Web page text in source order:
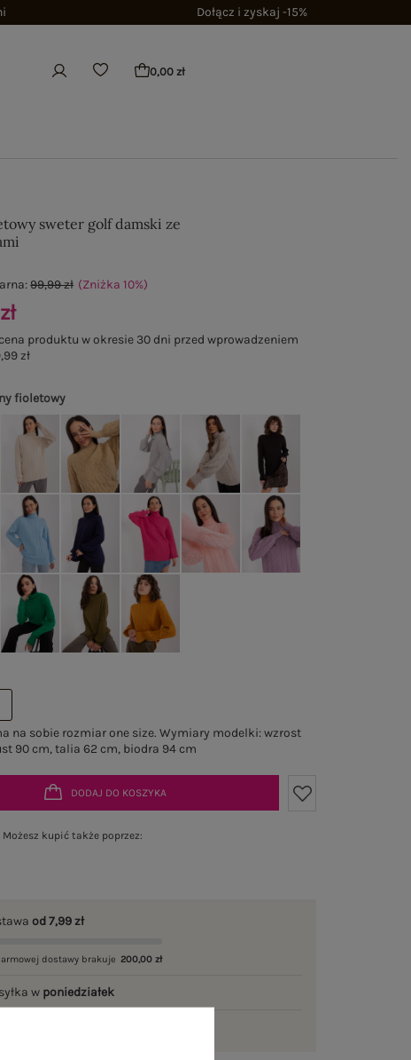
Dołącz i zyskaj -15%
0,00 zł
sweter golf damski ze
fioletowy
na sobie rozmiar one size. Wymiary modelki: wzrost
90 cm, talia 62 cm, biodra 94 cm
99,99 zł (Zniżka10%)
produktu w okresie 30 dni przed wprowadzeniem
zł
DODAJ DO KOSZYKA
Możesz kupić także poprzez:
od 7,99 zł
dostawy brakuje 200,00 zł
w poniedziałek